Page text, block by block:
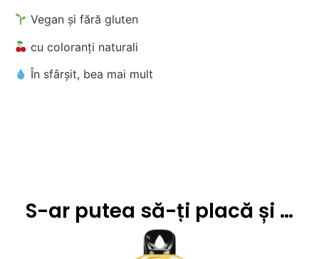
Vegan și fără gluten
cu coloranți naturali
În sfârșit, bea mai mult
S-ar putea să-ți placă și …